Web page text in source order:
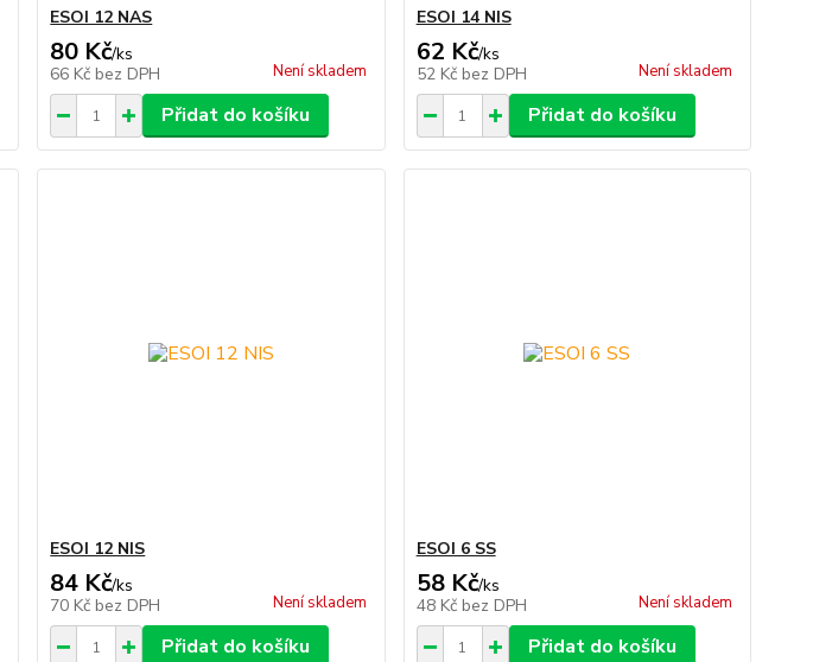
ESOI 12 NAS
80 Kč/ks
66 Kč bez DPH Není skladem
Přidat do košíku
ESOI 14 NIS
62 Kč/ks
52 Kč bez DPH Není skladem
Přidat do košíku
ESOI 12 NIS
84 Kč/ks
70 Kč bez DPH Není skladem
Přidat do košíku
ESOI 6 SS
58 Kč/ks
48 Kč bez DPH Není skladem
Přidat do košíku